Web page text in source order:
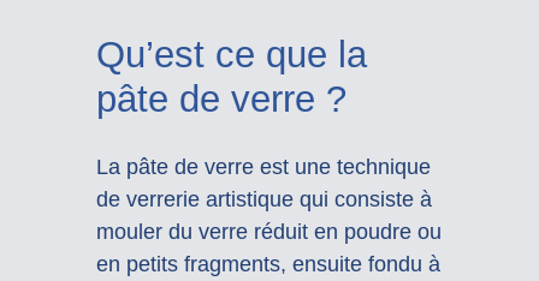
Qu’est ce que la
pâte de verre ?
La pâte de verre est une technique
de verrerie artistique qui consiste à
mouler du verre réduit en poudre ou
en petits fragments, ensuite fondu à